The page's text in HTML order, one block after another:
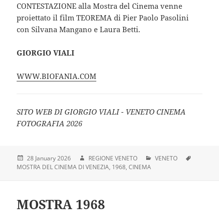
CONTESTAZIONE alla Mostra del Cinema venne
proiettato il film TEOREMA di Pier Paolo Pasolini
con Silvana Mangano e Laura Betti.
GIORGIO VIALI
WWW.BIOFANIA.COM
SITO WEB DI GIORGIO VIALI - VENETO CINEMA
FOTOGRAFIA 2026
28 January 2026 REGIONE VENETO
VENETO
MOSTRA DEL CINEMA DI VENEZIA 1968 CINEMA
MOSTRA 1968